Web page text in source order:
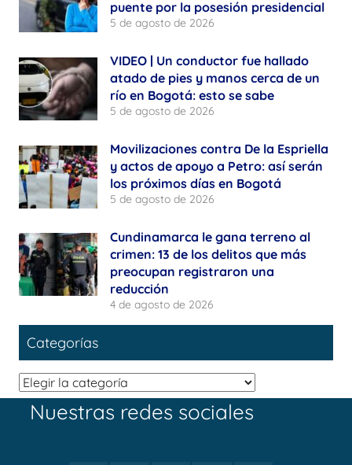
puente por la posesión presidencial
5 de agosto de 2026
VIDEO | Un conductor fue hallado
atado de pies y manos cerca de un
río en Bogotá: esto se sabe
5 de agosto de 2026
Movilizaciones contra De la Espriella
y actos de apoyo a Petro: así serán
los próximos días en Bogotá
5 de agosto de 2026
Cundinamarca le gana terreno al
crimen: 13 de los delitos que más
preocupan registraron una
reducción
4 de agosto de 2026
Categorías
Categorías
Nuestras redes sociales